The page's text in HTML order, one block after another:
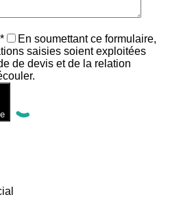
*
En soumettant ce formulaire,
saisies soient exploitées
de devis et de la relation